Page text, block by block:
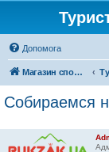
Допомога
Магазин спорядження
Собираемся